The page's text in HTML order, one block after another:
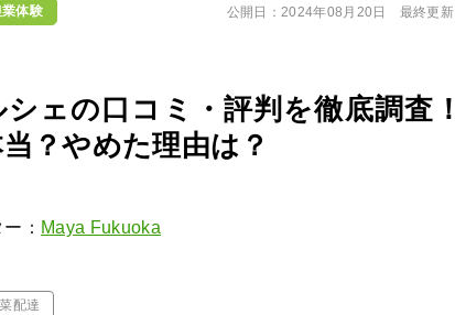
体験
シェの口コミ・評判を徹底調
？やめた理由は？
： Maya Fukuoka
配達
公開日：2024年08月20日 最終更